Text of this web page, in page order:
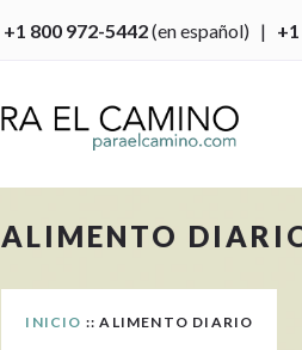
+1 800 972-5442(en español) |
ALIMENTO
INICIO :: ALIMENTO DIARIO